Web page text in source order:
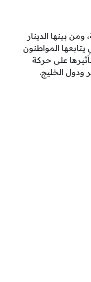
بينها الدينار
المواطنون
على حركة
ودول الخليج.